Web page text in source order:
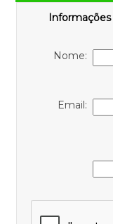
Informações
Nome:
Email: